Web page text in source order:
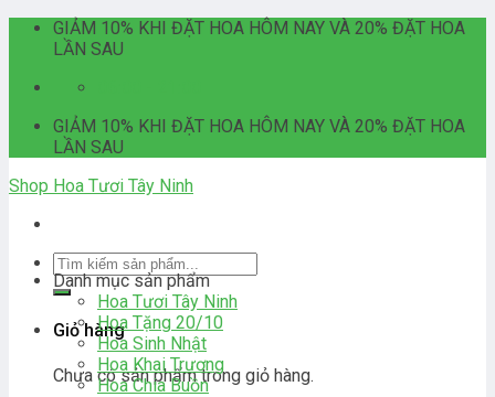
Skip
GIẢM 10% KHI ĐẶT HOA HÔM NAY VÀ 20% ĐẶT HOA
LẦN SAU
GIẢM 10% KHI ĐẶT HOA HÔM NAY VÀ 20% ĐẶT HOA
LẦN SAU
Shop Hoa Tươi Tây Ninh
Tìm
kiếm:
Giỏ hàng
Chưa có sản phẩm trong giỏ hàng.
Danh mục sản phẩm
Hoa Tươi Tây Ninh
Hoa Tặng 20/10
Hoa Sinh Nhật
Hoa Khai Trương
Hoa Chia Buồn